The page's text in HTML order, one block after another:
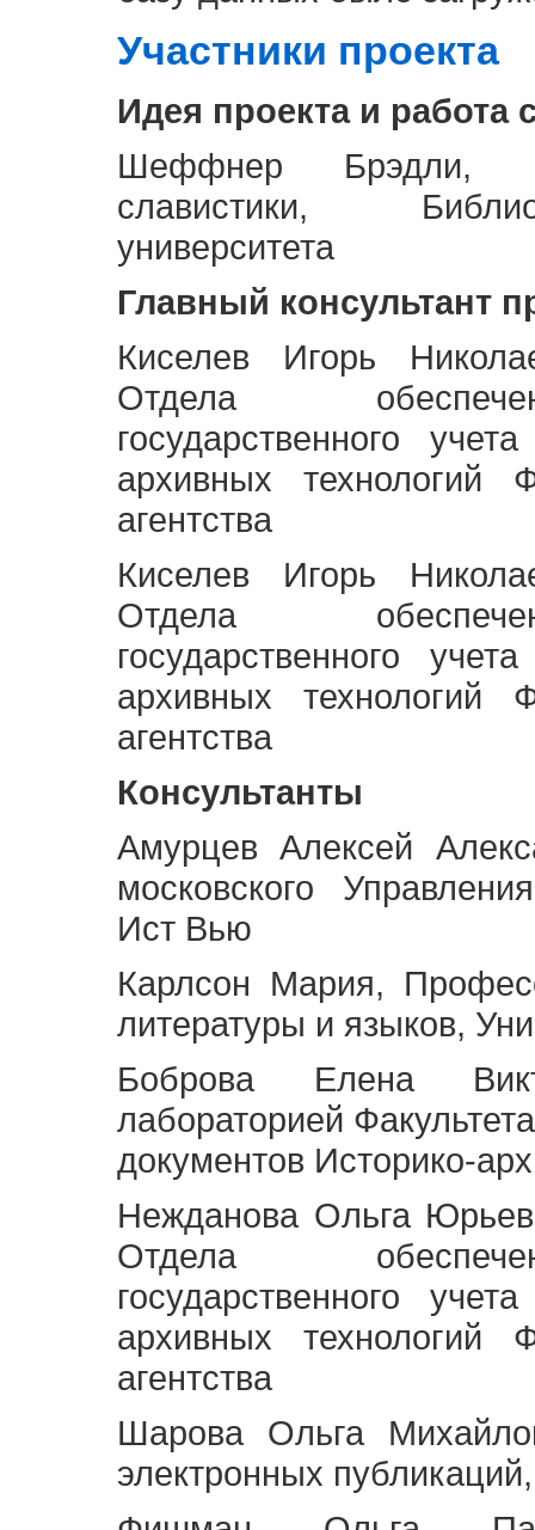
Участники проекта
Идея проекта и работа
Шеффнер Брэдли,
славистики,
университета
Главный консультант
Киселев Игорь
Отдела
государственного
архивных технологий
агентства
Киселев Игорь
Отдела
государственного
архивных технологий
агентства
Консультанты
Амурцев Алексей
московского
Ист Вью
Карлсон Мария,
литературы и языков,
Боброва Елена
лабораторией
документов Историко-
Нежданова Ольга
Отдела
государственного
архивных технологий
агентства
Шарова Ольга
электронных